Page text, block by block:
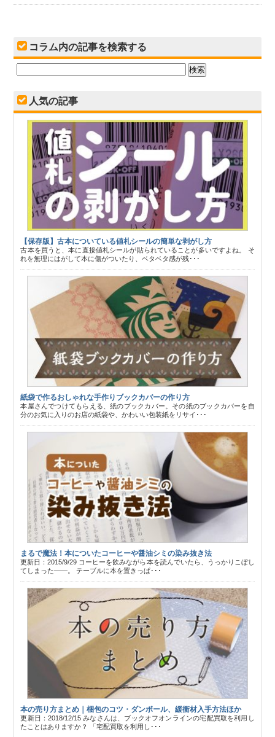
コラム内の記事を検索する
人気の記事
【保存版】古本についている値札シールの簡単な剥がし方
古本を買うと、本に直接値札シールが貼られていることが多いですよね。 そ
れを無理にはがして本に傷がついたり、ベタベタ感が残･･･
紙袋で作るおしゃれな手作りブックカバーの作り方
本屋さんでつけてもらえる、紙のブックカバー。その紙のブックカバーを自
分のお気に入りのお店の紙袋や、かわいい包装紙をリサイ･･･
まるで魔法！本についたコーヒーや醤油シミの染み抜き法
更新日：2015/9/29 コーヒーを飲みながら本を読んでいたら、うっかりこぼし
てしまった――。 テーブルに本を置きっぱ･･･
本の売り方まとめ｜梱包のコツ・ダンボール、緩衝材入手方法ほか
更新日：2018/12/15 みなさんは、ブックオフオンラインの宅配買取を利用し
たことはありますか？ 「宅配買取を利用し･･･